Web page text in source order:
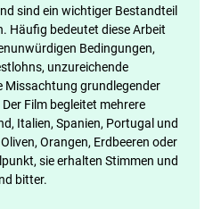
sind ein wichtiger Bestandteil
Häufig bedeutet diese Arbeit
Bedingungen,
unzureichende
Missachtung grundlegender
Film begleitet mehrere
Italien, Spanien, Portugal und
Orangen, Erdbeeren oder
sie erhalten Stimmen und
bitter.